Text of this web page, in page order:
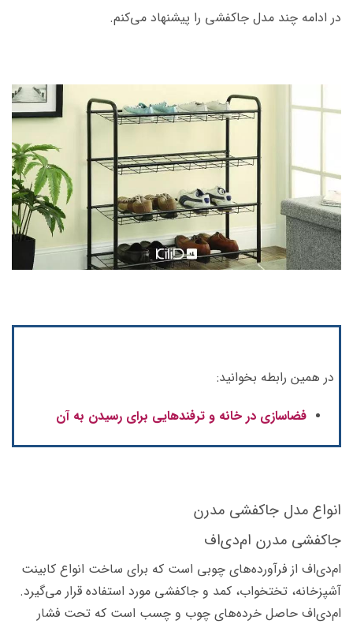
در ادامه چند مدل جاکفشی را پیشنهاد می‌کنم.
در همین رابطه بخوانید:
فضاسازی در خانه و ترفندهایی برای رسیدن به آن
انواع مدل جاکفشی مدرن
جاکفشی مدرن ام‌دی‌اف
ام‌دی‌اف از فرآورده‌های چوبی است که برای ساخت انواع کابینت
آشپزخانه، تختخواب، کمد و جاکفشی مورد استفاده قرار می‌گیرد.
ام‌‌دی‌اف حاصل خرده‌های چوب و چسب است که تحت فشار